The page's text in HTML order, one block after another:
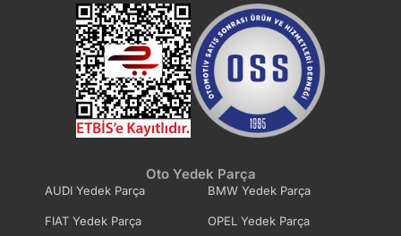
Oto Yedek Parça
AUDI Yedek Parça BMW Yedek Parça
FIAT Yedek Parça OPEL Yedek Parça